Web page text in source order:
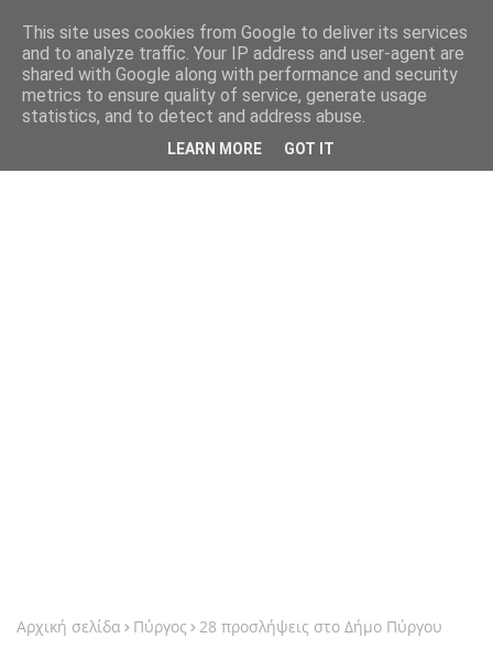
Αρχική σελίδα Πύργος 28 προσλήψεις στο Δήμο Πύργου
This site uses cookies from Google to deliver its services
and to analyze traffic. Your IP address and user-agent are
shared with Google along with performance and security
metrics to ensure quality of service, generate usage
statistics, and to detect and address abuse.
LEARN MORE GOT IT